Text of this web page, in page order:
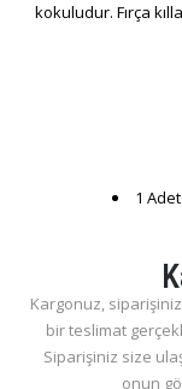
kokuludur. Fırça
1
Kargonuz,
bir teslimat
Siparişiniz size
onun